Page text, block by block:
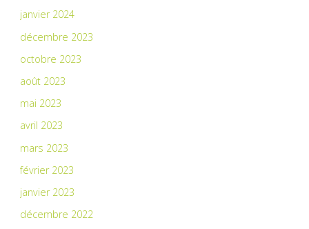
janvier 2024
décembre 2023
octobre 2023
août 2023
mai 2023
avril 2023
mars 2023
février 2023
janvier 2023
décembre 2022